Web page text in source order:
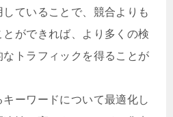
ていることで、競合よりも
とができれば、より多くの検
トラフィックを得ることが
ーワードについて最適化し